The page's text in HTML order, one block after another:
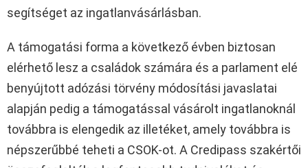
segítséget az ingatlanvásárlásban.
A támogatási forma a következő évben biztosan
elérhető lesz a családok számára és a parlament elé
benyújtott adózási törvény módosítási javaslatai
alapján pedig a támogatással vásárolt ingatlanoknál
továbbra is elengedik az illetéket, amely továbbra is
népszerűbbé teheti a CSOK-ot. A Credipass szakértői